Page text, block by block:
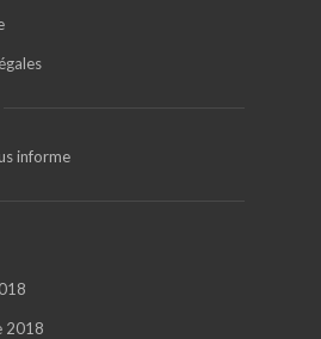
informe
2018